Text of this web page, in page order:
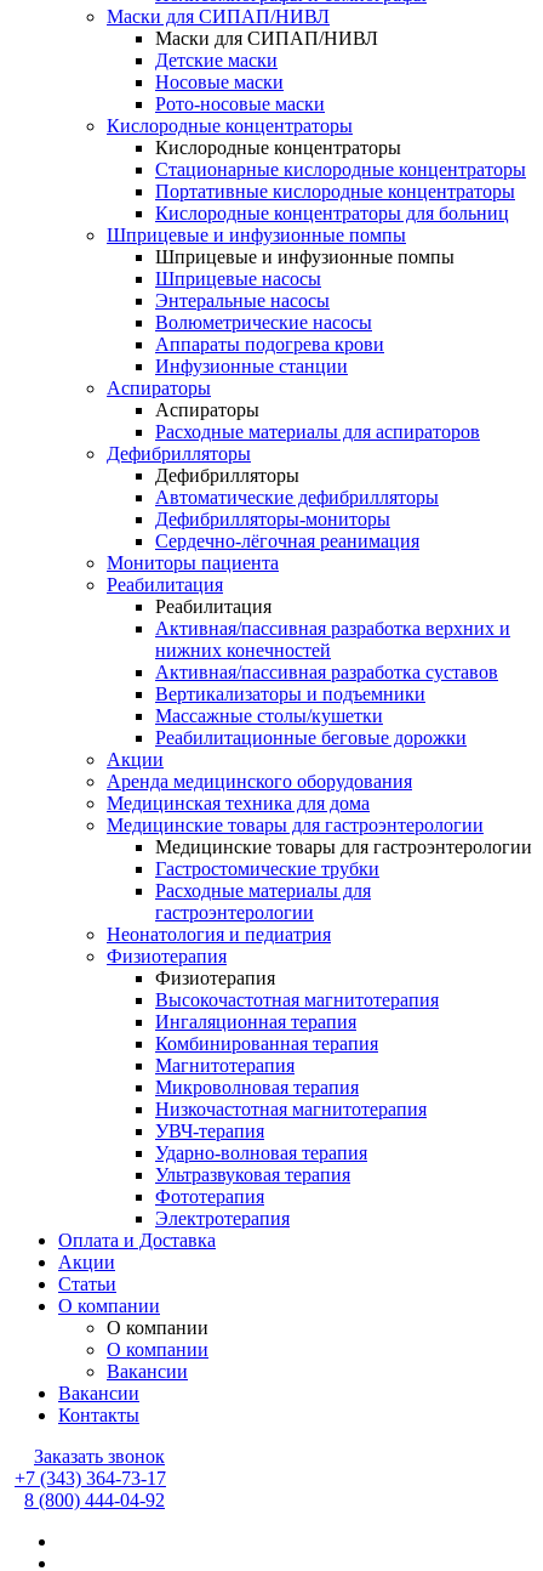
Маски для СИПАП/НИВЛ
Маски для СИПАП/НИВЛ
Детские маски
Носовые маски
Рото-носовые маски
Кислородные концентраторы
Кислородные концентраторы
Стационарные кислородные концентраторы
Портативные кислородные концентраторы
Кислородные концентраторы для больниц
Шприцевые и инфузионные помпы
Шприцевые и инфузионные помпы
Шприцевые насосы
Энтеральные насосы
Волюметрические насосы
Аппараты подогрева крови
Инфузионные станции
Аспираторы
Аспираторы
Расходные материалы для аспираторов
Дефибрилляторы
Дефибрилляторы
Автоматические дефибрилляторы
Дефибрилляторы-мониторы
Сердечно-лёгочная реанимация
Мониторы пациента
Реабилитация
Реабилитация
Активная/пассивная разработка верхних и
нижних конечностей
Активная/пассивная разработка суставов
Вертикализаторы и подъемники
Массажные столы/кушетки
Реабилитационные беговые дорожки
Акции
Аренда медицинского оборудования
Медицинская техника для дома
Медицинские товары для гастроэнтерологии
Медицинские товары для гастроэнтерологии
Гастростомические трубки
Расходные материалы для
гастроэнтерологии
Неонатология и педиатрия
Физиотерапия
Физиотерапия
Высокочастотная магнитотерапия
Ингаляционная терапия
Комбинированная терапия
Магнитотерапия
Микроволновая терапия
Низкочастотная магнитотерапия
УВЧ-терапия
Ударно-волновая терапия
Ультразвуковая терапия
Фототерапия
Электротерапия
Оплата и Доставка
Акции
Статьи
О компании
О компании
О компании
Вакансии
Вакансии
Контакты
Заказать звонок
+7 (343) 364-73-17
8 (800) 444-04-92